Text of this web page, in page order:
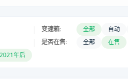
变速箱: 全部 自动
是否在售: 全部
在售
2021年后